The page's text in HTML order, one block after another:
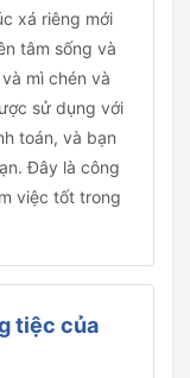
xá riêng mới
tâm sống và
mì chén và
sử dụng với
toán, và bạn
Đây là công
việc tốt trong
tiệc của